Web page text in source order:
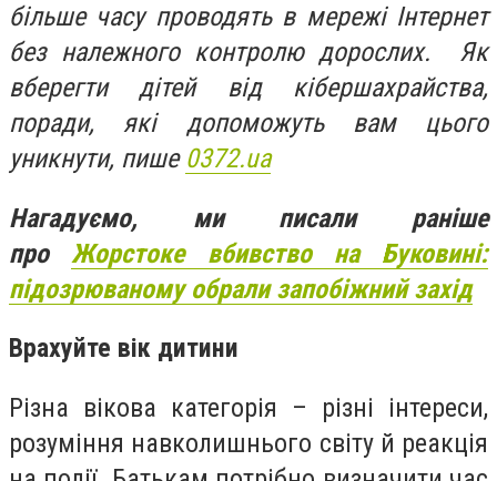
більше часу проводять в мережі Інтернет
без належного контролю дорослих. Як
вберегти дітей від кібершахрайства,
поради, які допоможуть вам цього
уникнути, пише 0372.ua
Нагадуємо, ми писали раніше
про Жорстоке вбивство на Буковині:
підозрюваному обрали запобіжний захід
Врахуйте вік дитини
Різна вікова категорія – різні інтереси,
розуміння навколишнього світу й реакція